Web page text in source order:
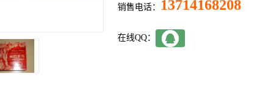
销售电话： 13714168208
在线QQ：